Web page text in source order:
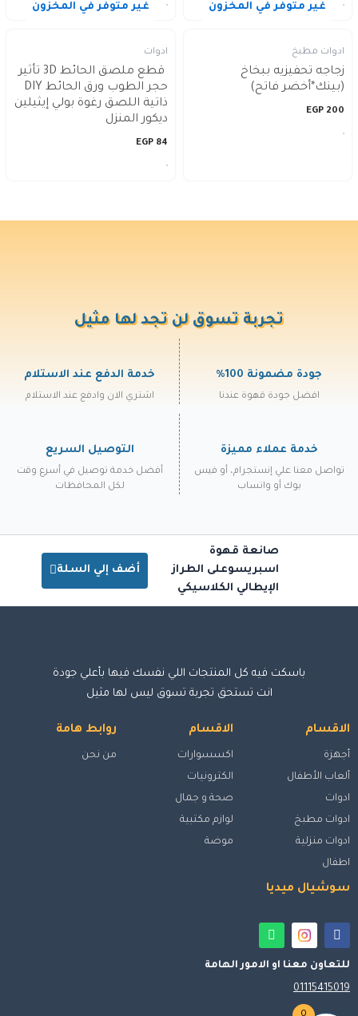
غير متوفر في المخزون
ادوات مطبخ
زجاجه تحفيزيه ببخاخ
(بينك*أخضر فاتح)
200
EGP
غير متوفر في المخزون
ادوات
قطع ملصق الحائط 3D تأثير
حجر الطوب ورق الحائط DIY
ذاتية اللصق رغوة بولي إيثيلين
ديكور المنزل
84
EGP
تجربة تسوق لن تجد لها مثيل
جودة مضمونة 100%
افضل جودة قهوة عندنا
خدمة الدفع عند الاستلام
اشتري الان وادفع عند الاستلام
خدمة عملاء مميزة
تواصل معنا علي إنستجرام، أو فيس
بوك أو واتساب
التوصيل السريع
أفضل خدمة توصيل في أسرع وقت
لكل المحافظات
صانعة قهوة
اسبريسوعلى الطراز
الإيطالي الكلاسيكي
أضف إلي السلة
باسكت فيه كل المنتجات اللي نفسك فيها بأعلي جودة
انت تستحق تجربة تسوق ليس لها مثيل
الاقسام
أجهزة
ألعاب الأطفال
ادوات
ادوات مطبخ
ادوات منزلية
اطفال
الاقسام
اكسسوارات
الكترونيات
صحة و جمال
لوازم مكتبية
موضة
روابط هامة
من نحن
سوشيال ميديا
للتعاون معنا او الامور الهامة
01115415019